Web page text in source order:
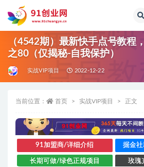
（4542期）最新快手点号教程
之80（仅揭秘-自我保护）
实战VIP项目 2022-12-22
当前位置： 首页 实战VIP项目 正文
91加盟商/详细介绍 掘金
长期可做/绿色正规项目 玫瑰